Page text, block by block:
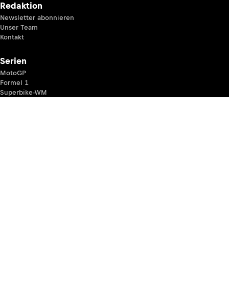
Redaktion
Newsletter abonnieren
Unser Team
Kontakt
Serien
MotoGP
Formel 1
Superbike-WM